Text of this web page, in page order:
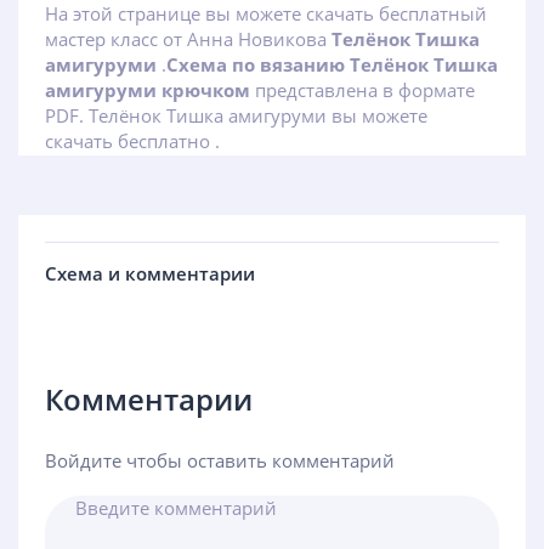
На этой странице вы можете скачать бесплатный
мастер класс от Анна Новикова Телёнок Тишка
амигуруми .Схема по вязанию Телёнок Тишка
амигуруми крючком представлена в формате
PDF. Телёнок Тишка амигуруми вы можете
скачать бесплатно .
Схема и комментарии
Комментарии
Войдите чтобы оставить комментарий